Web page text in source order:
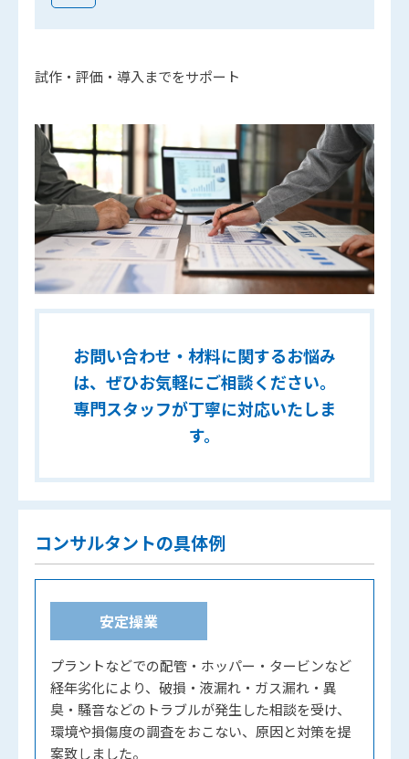
試作・評価・導入までをサポート
お問い合わせ・材料に関するお悩み
は、ぜひお気軽にご相談ください。
専門スタッフが丁寧に対応いたしま
す。
コンサルタントの具体例
安定操業
プラントなどでの配管・ホッパー・タービンなど
経年劣化により、破損・液漏れ・ガス漏れ・異
臭・騒音などのトラブルが発生した相談を受け、
環境や損傷度の調査をおこない、原因と対策を提
案致しました。